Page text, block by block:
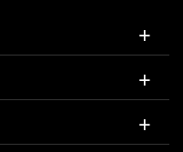
+
+
+